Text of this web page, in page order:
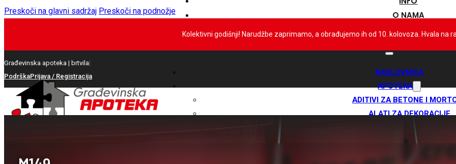
Preskoči na glavni sadržaj Preskoči na podnožje
Kolektivni godišnji! Narudžbe zaprimamo, a obrađujemo ih od 10. kolovoza. Hvala na
Građevinska apoteka | Sanacije
PodrškaPrijava / Registracija
O NAMA
KONTAKT
NASLOVNICA
APOTEKA
ADITIVI ZA BETONE I
ALATI ZA DEKORACIJE
ANTIKOND. PREMAZI
BAZENSKA KEMIJA
BENTONITNE